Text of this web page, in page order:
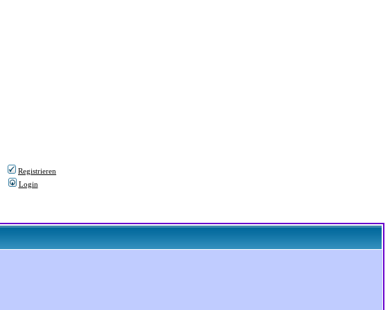
Registrieren
Login